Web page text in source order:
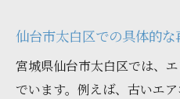
仙台市太白区でのエア
空間
快適空間の実現に
仙台市太白区での具体的な
宮城県仙台市太白区では、
でいます。例えば、古いエ